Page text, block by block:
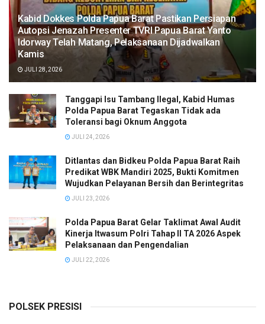
Kabid Dokkes Polda Papua Barat Pastikan Persiapan
Autopsi Jenazah Presenter TVRI Papua Barat Yanto
Idorway Telah Matang, Pelaksanaan Dijadwalkan
Kamis
JULI 28, 2026
Tanggapi Isu Tambang Ilegal, Kabid Humas
Polda Papua Barat Tegaskan Tidak ada
Toleransi bagi Oknum Anggota
JULI 24, 2026
Ditlantas dan Bidkeu Polda Papua Barat Raih
Predikat WBK Mandiri 2025, Bukti Komitmen
Wujudkan Pelayanan Bersih dan Berintegritas
JULI 23, 2026
Polda Papua Barat Gelar Taklimat Awal Audit
Kinerja Itwasum Polri Tahap II TA 2026 Aspek
Pelaksanaan dan Pengendalian
JULI 22, 2026
POLSEK PRESISI